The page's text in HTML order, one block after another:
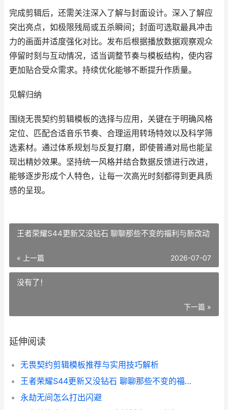
完成剪辑后，还需关注深入了解与封面设计。深入了解应
突出亮点，如极限残局或五杀瞬间；封面可选取最具冲击
力的画面并适度强化对比。发布后根据播放数据观察观众
停留时刻与互动情况，适当调整节奏与模板结构，使内容
更加贴合受众需求。持续优化能够不断提升作质量。
见解归纳
围绕无畏契约剪辑模板的选择与应用，关键在于明确风格
定位、匹配合适音乐节奏、合理运用转场特效以及科学筛
选素材。通过体系规划与反复打磨，即使普通对局也能呈
现出精妙效果。坚持统一风格并结合数据反馈进行改进，
能够逐步形成个人特色，让每一次高光时刻都得到更具质
感的呈现。
王者荣耀S44更新又没钻石 聊聊那些不变的福利与新改动
« 上一篇 2026-07-07
没有了！
下一篇 »
延伸阅读
无畏契约剪辑模板推荐与实用技巧解析
王者荣耀S44更新又没钻石 聊聊那些不变的福利与新改动
永劫无间怎么打出闪避